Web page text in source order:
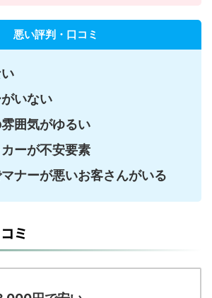
悪い評判・口コミ
がいない
囲気がゆるい
ーが不安要素
ナーが悪いお客さんがいる
ミ